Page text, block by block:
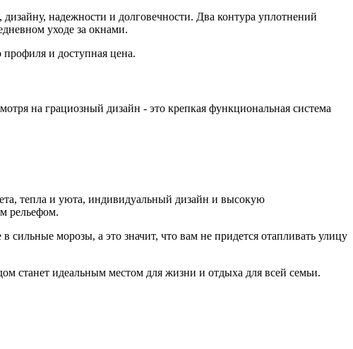
надежности и долговечности. Два контура уплотнений
уходе за окнами.
профиля и доступная цена.
на грациозный дизайн - это крепкая функциональная система
тепла и уюта, индивидуальный дизайн и высокую
рельефом.
морозы, а это значит, что вам не придется отапливать улицу
станет идеальным местом для жизни и отдыха для всей семьи.